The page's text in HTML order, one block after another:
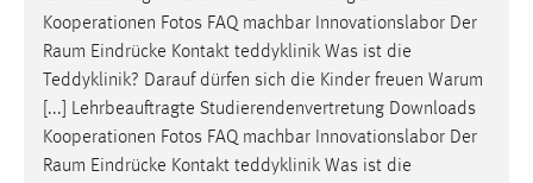
Kooperationen Fotos FAQ machbar Innovationslabor Der
Raum Eindrücke Kontakt teddyklinik Was ist die
Teddyklinik? Darauf dürfen sich die Kinder freuen Warum
[...] Lehrbeauftragte Studierendenvertretung Downloads
Kooperationen Fotos FAQ machbar Innovationslabor Der
Raum Eindrücke Kontakt teddyklinik Was ist die